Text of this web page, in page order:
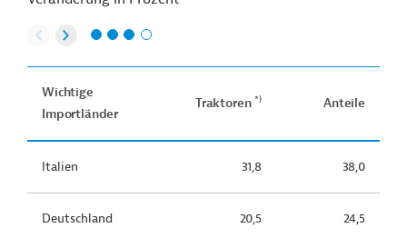
Wichtige
Importländer
Traktoren *) Anteile
Italien 31,8 38,0
Deutschland 20,5 24,5